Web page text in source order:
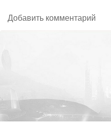
Добавить комментарий